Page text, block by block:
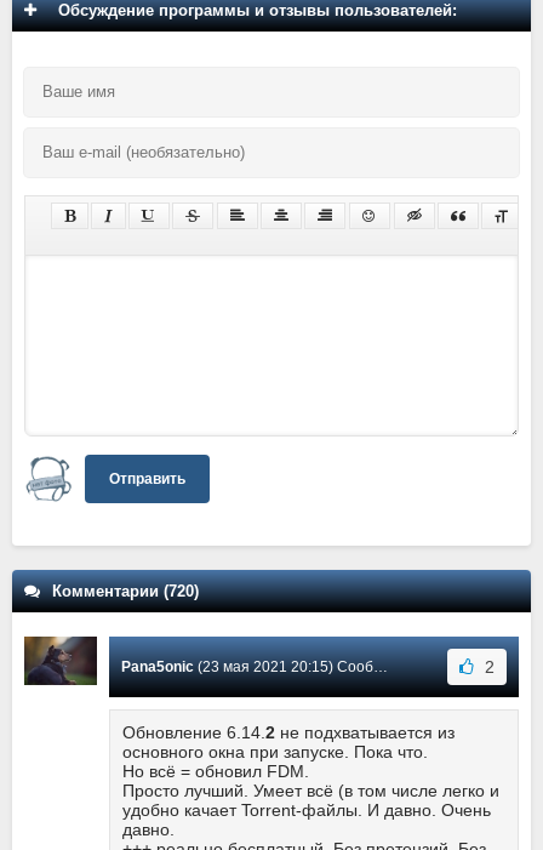
Обсуждение программы и отзывы пользователей:
Отправить
Комментарии (720)
Pana5onic(23 мая 2021 20:15) Сообщение #537 2
Обновление 6.14.2 не подхватывается из
основного окна при запуске. Пока что.
Но всё = обновил FDM.
Просто лучший. Умеет всё (в том числе легко и
удобно качает Torrent-файлы. И давно. Очень
давно.